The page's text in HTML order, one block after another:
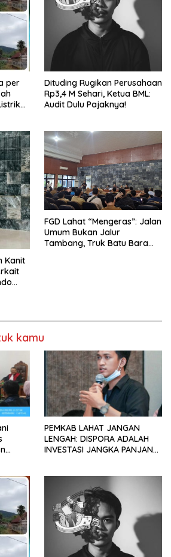
per
Dituding Rugikan Perusahaan
Rp3,4 M Sehari, Ketua BML:
Audit Dulu Pajaknya!
Kanit
FGD Lahat “Mengeras”: Jalan
Umum Bukan Jalur
Tambang, Truk Batu Bara
kamu
PEMKAB LAHAT JANGAN
LENGAH: DISPORA ADALAH
INVESTASI JANGKA PANJANG